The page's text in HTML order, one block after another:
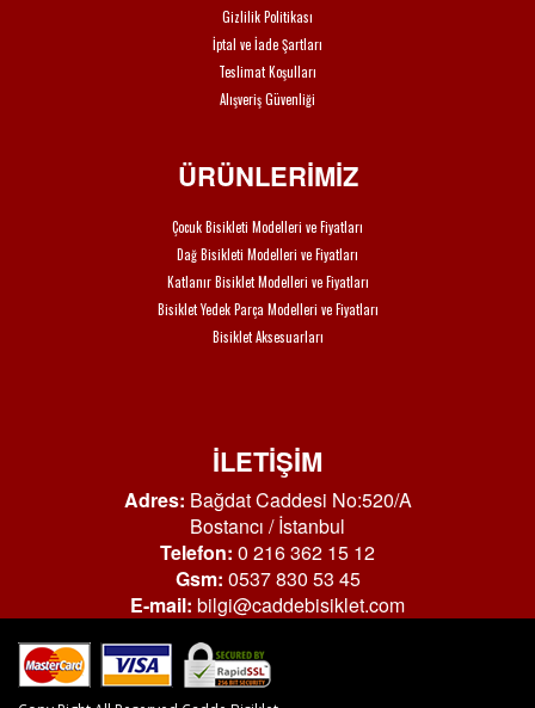
Gizlilik Politikası
İptal ve İade Şartları
Teslimat Koşulları
Alışveriş Güvenliği
ÜRÜNLERİMİZ
Çocuk Bisikleti Modelleri ve Fiyatları
Dağ Bisikleti Modelleri ve Fiyatları
Katlanır Bisiklet Modelleri ve Fiyatları
Bisiklet Yedek Parça Modelleri ve Fiyatları
Bisiklet Aksesuarları
İLETİŞİM
Adres: Bağdat Caddesi No:520/A
Bostancı / İstanbul
Telefon: 0 216 362 15 12
Gsm: 0537 830 53 45
E-mail: bilgi@caddebisiklet.com